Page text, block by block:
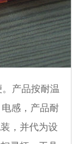
产品按耐温
感，产品耐
，并代为设